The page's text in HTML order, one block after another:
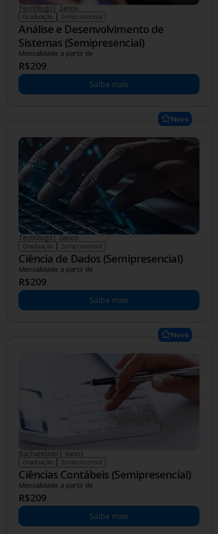
Tecnólogo| 2anos
Graduação Semipresencial
Análise e Desenvolvimento de
Sistemas (Semipresencial)
Mensalidade a partir de
R$209
Saiba mais
Novo
Tecnólogo| 2anos
Graduação Semipresencial
Ciência de Dados (Semipresencial)
Mensalidade a partir de
R$209
Saiba mais
Novo
Bacharelado | 4anos
Graduação Semipresencial
Ciências Contábeis (Semipresencial)
Mensalidade a partir de
R$209
Saiba mais